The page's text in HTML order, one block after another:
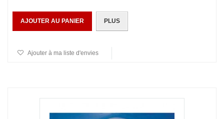
AJOUTER AU PANIER PLUS
Ajouter à ma liste d'envies